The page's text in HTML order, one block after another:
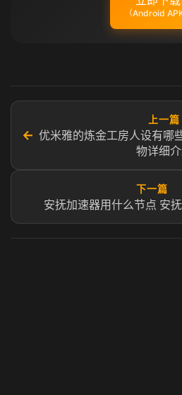
（Android APK
←
上一篇
优米雅的炼金工房人设有哪
物详细
下一篇
安抚加速器用什么节点 安